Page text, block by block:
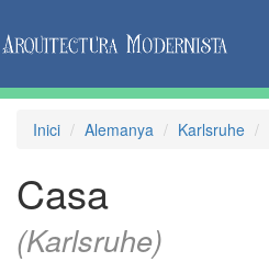
Inici Alemanya Karlsruhe
Casa
(Karlsruhe)